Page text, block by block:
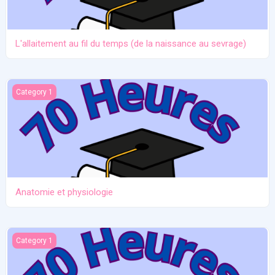
L'allaitement au fil du temps (de la naissance au sevrage)
Anatomie et physiologie
Category 1
Anatomie et physiologie
Ictère et hypoglycémie
Category 1